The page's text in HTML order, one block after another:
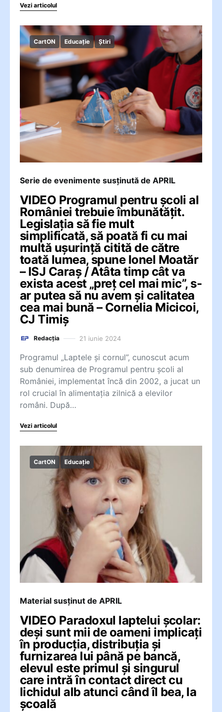
Vezi articolul
CartON Educație Știri
Serie de evenimente susținută de APRIL
VIDEO Programul pentru școli al
României trebuie îmbunătățit.
Legislația să fie mult
simplificată, să poată fi cu mai
multă ușurință citită de către
toată lumea, spune Ionel Moatăr
– ISJ Caraș / Atâta timp cât va
exista acest „preț cel mai mic”, s-
ar putea să nu avem și calitatea
cea mai bună – Cornelia Micicoi,
CJ Timiș
Redacția 21 iunie 2024
Programul „Laptele și cornul”, cunoscut acum
sub denumirea de Programul pentru școli al
României, implementat încă din 2002, a jucat un
rol crucial în alimentația zilnică a elevilor
români. După…
Vezi articolul
CartON Educație
Material susținut de APRIL
VIDEO Paradoxul laptelui școlar:
deși sunt mii de oameni implicați
în producția, distribuția și
furnizarea lui până pe bancă,
elevul este primul și singurul
care intră în contact direct cu
lichidul alb atunci când îl bea, la
școală